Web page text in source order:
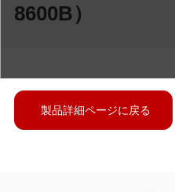
8600B）
製品詳細ページに戻る